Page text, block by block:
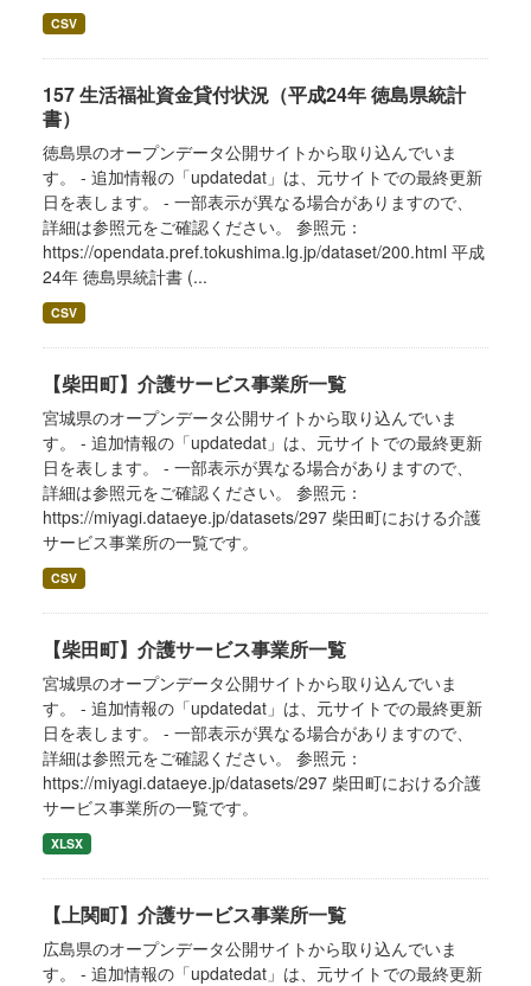
CSV
157 生活福祉資金貸付状況（平成24年 徳島県統計
書）
徳島県のオープンデータ公開サイトから取り込んでいま
す。 - 追加情報の「updatedat」は、元サイトでの最終更新
日を表します。 - 一部表示が異なる場合がありますので、
詳細は参照元をご確認ください。 参照元：
https://opendata.pref.tokushima.lg.jp/dataset/200.html 平成
24年 徳島県統計書 (...
CSV
【柴田町】介護サービス事業所一覧
宮城県のオープンデータ公開サイトから取り込んでいま
す。 - 追加情報の「updatedat」は、元サイトでの最終更新
日を表します。 - 一部表示が異なる場合がありますので、
詳細は参照元をご確認ください。 参照元：
https://miyagi.dataeye.jp/datasets/297 柴田町における介護
サービス事業所の一覧です。
CSV
【柴田町】介護サービス事業所一覧
宮城県のオープンデータ公開サイトから取り込んでいま
す。 - 追加情報の「updatedat」は、元サイトでの最終更新
日を表します。 - 一部表示が異なる場合がありますので、
詳細は参照元をご確認ください。 参照元：
https://miyagi.dataeye.jp/datasets/297 柴田町における介護
サービス事業所の一覧です。
XLSX
【上関町】介護サービス事業所一覧
広島県のオープンデータ公開サイトから取り込んでいま
す。 - 追加情報の「updatedat」は、元サイトでの最終更新